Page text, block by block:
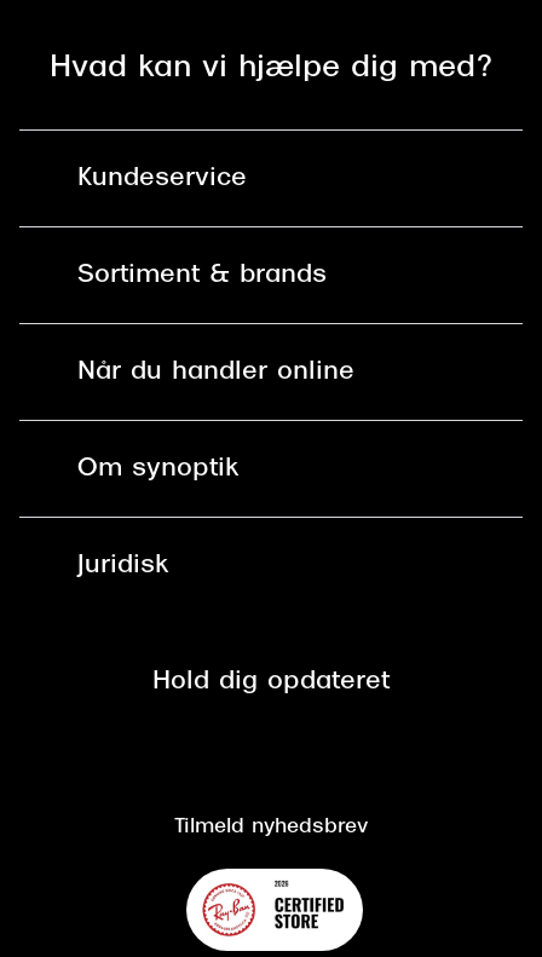
Hvad kan vi hjælpe dig med?
Kundeservice
Spørgsmål & svar (FAQ)
Brilleabonnement All-Inclusive™
Sortiment & brands
Brillerens
Når du handler online
Spørgsmål & svar (FAQ)
Om synoptik
Juridisk
Cookiepolitik
Hold dig opdateret
Tilmeld nyhedsbrev